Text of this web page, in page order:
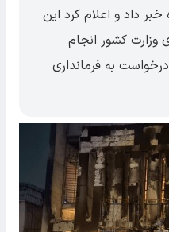
داد و اعلام کرد این
وزارت کشور انجام
به فرمانداری